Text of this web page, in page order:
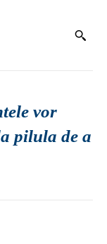
vor
pilula de a